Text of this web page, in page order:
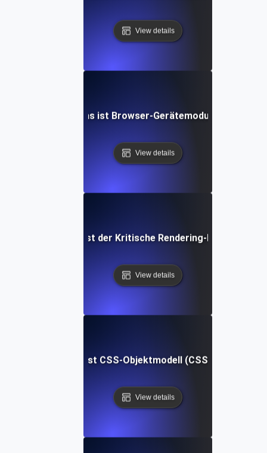
View details
Was ist Browser-Gerätemodus?
View details
Was ist der Kritische Rendering-Pfad?
View details
Was ist CSS-Objektmodell (CSSOM)?
View details